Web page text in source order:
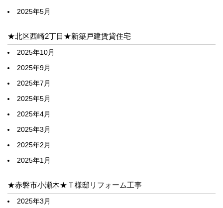
2025年5月
★北区西崎2丁目★新築戸建賃貸住宅
2025年10月
2025年9月
2025年7月
2025年5月
2025年4月
2025年3月
2025年2月
2025年1月
★赤磐市小瀬木★Ｔ様邸リフォーム工事
2025年3月